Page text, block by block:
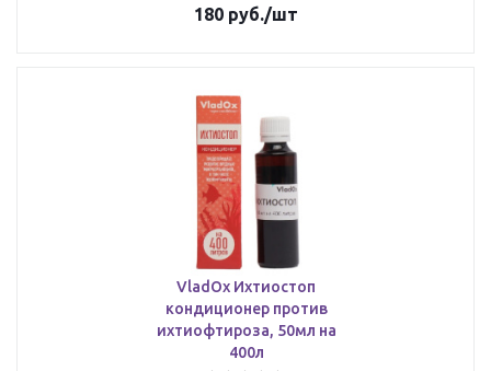
180 руб./шт
VladOx Ихтиостоп
кондиционер против
ихтиофтироза, 50мл на
400л